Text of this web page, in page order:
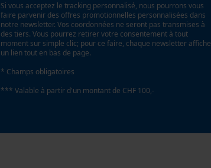
Si vous acceptez le tracking personnalisé, nous pourrons vous
faire parvenir des offres promotionnelles personnalisées dans
notre newsletter. Vos coordonnées ne seront pas transmises à
des tiers. Vous pourrez retirer votre consentement à tout
moment sur simple clic; pour ce faire, chaque newsletter affiche
un lien tout en bas de page.
* Champs obligatoires
*** Valable à partir d'un montant de CHF 100,-